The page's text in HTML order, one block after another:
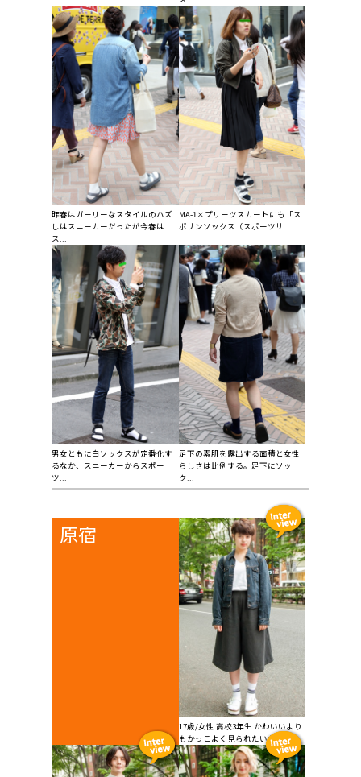
昨春はガーリーなスタイルのハズ
しはスニーカーだったが今春は
ス...
MA-1×プリーツスカートにも「ス
ポサンソックス（スポーツサ...
男女ともに白ソックスが定番化す
るなか、スニーカーからスポー
ツ...
足下の素肌を露出する面積と女性
らしさは比例する。足下にソッ
ク...
原宿
17歳/女性 高校3年生 かわいいより
もかっこよく見られたいか...